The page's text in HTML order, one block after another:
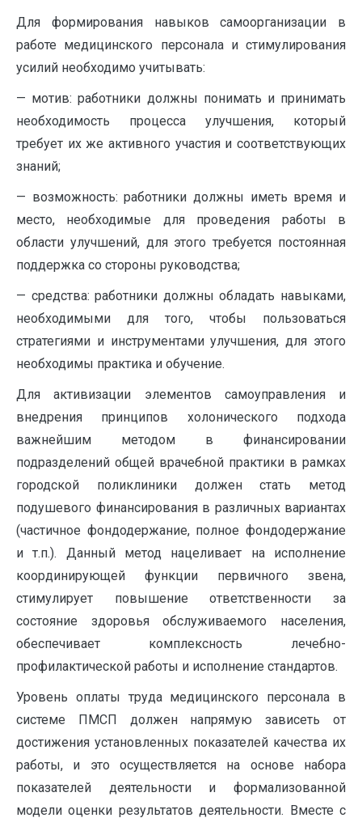
Для формирования навыков самоорганизации в
работе медицинского персонала и стимулирования
усилий необходимо учитывать:
— мотив: работники должны понимать и принимать
необходимость процесса улучшения, который
требует их же активного участия и соответствующих
знаний;
— возможность: работники должны иметь время и
место, необходимые для проведения работы в
области улучшений, для этого требуется постоянная
поддержка со стороны руководства;
— средства: работники должны обладать навыками,
необходимыми для того, чтобы пользоваться
стратегиями и инструментами улучшения, для этого
необходимы практика и обучение.
Для активизации элементов самоуправления и
внедрения принципов холонического подхода
важнейшим методом в финансировании
подразделений общей врачебной практики в рамках
городской поликлиники должен стать метод
подушевого финансирования в различных вариантах
(частичное фондодержание, полное фондодержание
и т.п.). Данный метод нацеливает на исполнение
координирующей функции первичного звена,
стимулирует повышение ответственности за
состояние здоровья обслуживаемого населения,
обеспечивает комплексность лечебно-
профилактической работы и исполнение стандартов.
Уровень оплаты труда медицинского персонала в
системе ПМСП должен напрямую зависеть от
достижения установленных показателей качества их
работы, и это осуществляется на основе набора
показателей деятельности и формализованной
модели оценки результатов деятельности. Вместе с